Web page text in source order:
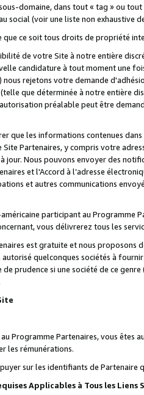
domaine, dans tout « tag » ou
social (voir une liste non exhaustive
que ce soit tous droits de propriété
de votre Site à notre entière
candidature à tout moment une
nous rejetons votre demande
que déterminée à notre entière
préalable peut être
que les informations contenues
Site Partenaires, y compris votre
jour. Nous pouvons envoyer des
et l'Accord à l’adresse
et autres communications
participant au
vous délivrerez tous les
est gratuite et nous proposons
quelconques sociétés à
prudence si une société de ce
Programme Partenaires, vous êtes
les rémunérations.
sur les identifiants de Partenaire
Applicables à Tous les Liens